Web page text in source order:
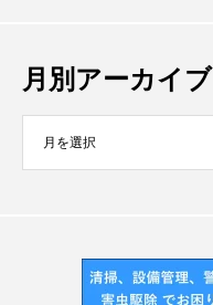
月別アーカイブ